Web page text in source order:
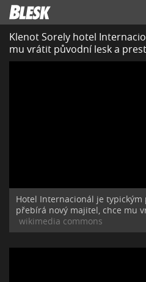
Klenot Sorely hotel
mu vrátit původní lesk a
Hotel Internacionál je
přebírá nový majitel, chce mu
wikimedia commons